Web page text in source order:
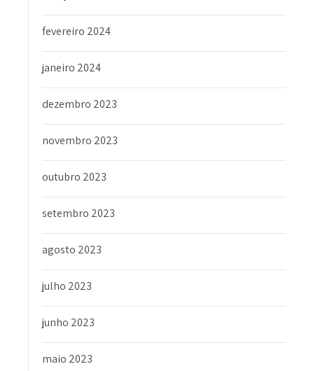
fevereiro 2024
janeiro 2024
dezembro 2023
novembro 2023
outubro 2023
setembro 2023
agosto 2023
julho 2023
junho 2023
maio 2023